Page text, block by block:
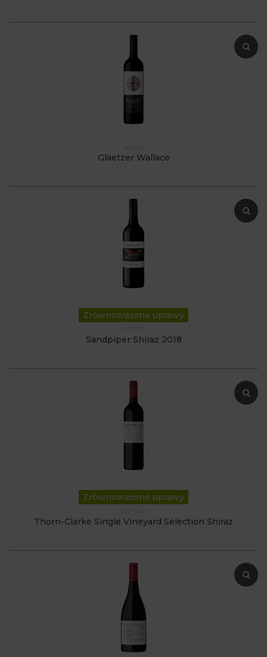
Glaetzer Wallace
Zrównoważone uprawy
Sandpiper Shiraz 2018
Zrównoważone uprawy
Thorn-Clarke Single Vineyard Selection Shiraz